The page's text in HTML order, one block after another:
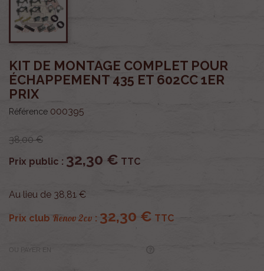
KIT DE MONTAGE COMPLET POUR
ÉCHAPPEMENT 435 ET 602CC 1ER
PRIX
Référence 000395
38,00 €
Prix public : 32,30 € TTC
Au lieu de 38,81 €
Prix club Renov 2cv : 32,30 € TTC